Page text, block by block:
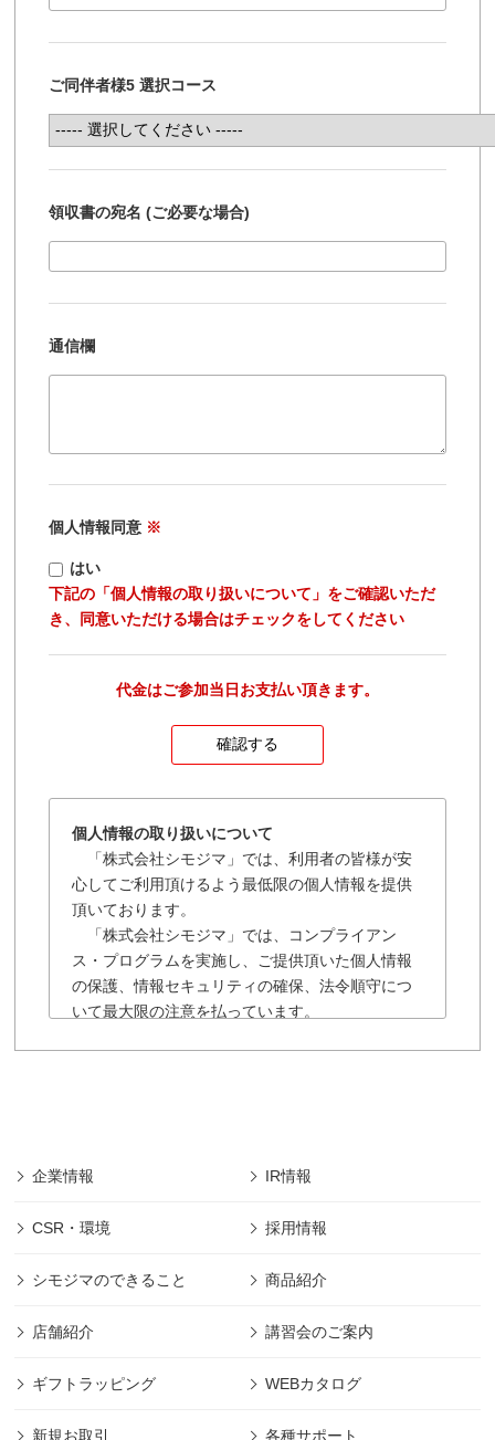
ご同伴者様5 選択コース
領収書の宛名 (ご必要な場合)
通信欄
個人情報同意 ※
はい
下記の「個人情報の取り扱いについて」をご確認いただ
き、同意いただける場合はチェックをしてください
代金はご参加当日お支払い頂きます。
個人情報の取り扱いについて
「株式会社シモジマ」では、利用者の皆様が安
心してご利用頂けるよう最低限の個人情報を提供
頂いております。
「株式会社シモジマ」では、コンプライアン
ス・プログラムを実施し、ご提供頂いた個人情報
の保護、情報セキュリティの確保、法令順守につ
いて最大限の注意を払っています。
報の保護に細心の注意を払うものとします。
供されるサービスのみであります。
■本規約に明記された場合を除き、目的以外の利用
■本規約に明記された場合を除き、第三者への開示
■その他本規約に規定された方法での適切な管理を
企業情報 IR情報
CSR・環境 採用情報
シモジマのできること 商品紹介
店舗紹介 講習会のご案内
ギフトラッピング WEBカタログ
新規お取引 各種サポート